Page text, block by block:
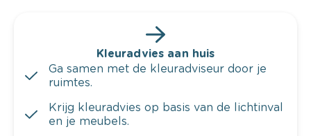
Kleuradvies aan huis
Ga samen met de kleuradviseur door je
ruimtes.
Krijg kleuradvies op basis van de lichtinval
en je meubels.